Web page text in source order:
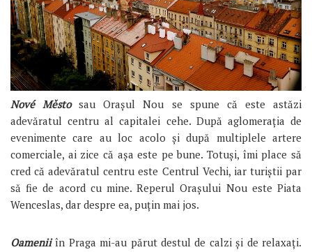
Nové Městosau Orașul Nou se spune că este astăzi
adevăratul centru al capitalei cehe. După aglomerația de
evenimente care au loc acolo și după multiplele artere
comerciale, ai zice că așa este pe bune. Totuși, îmi place să
cred că adevăratul centru este Centrul Vechi, iar turiștii par
să fie de acord cu mine. Reperul Orașului Nou este Piata
Wenceslas, dar despre ea, puțin mai jos.
Oameniiîn Praga mi-au părut destul de calzi și de relaxați.